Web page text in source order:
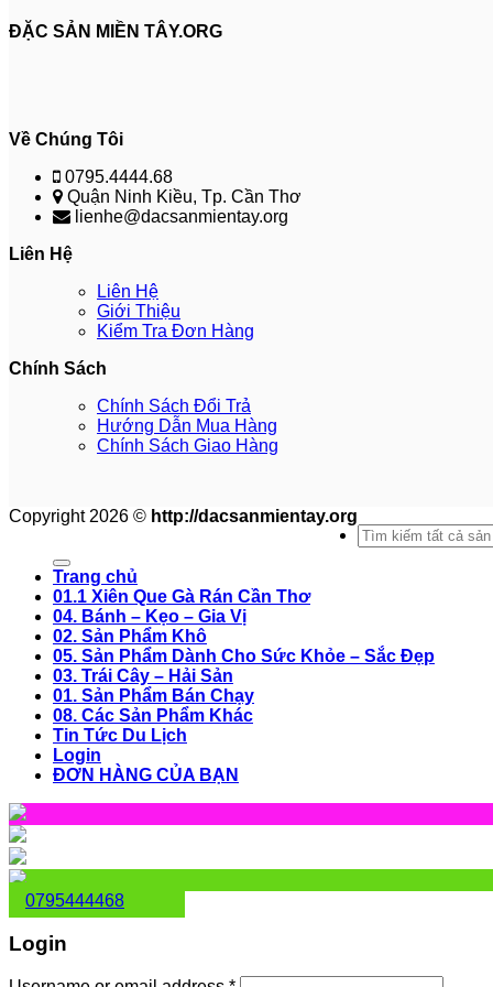
ĐẶC SẢN MIỀN TÂY.ORG
Về Chúng Tôi
0795.4444.68
Quận Ninh Kiều, Tp. Cần Thơ
lienhe@dacsanmientay.org
Liên Hệ
Liên Hệ
Giới Thiệu
Kiểm Tra Đơn Hàng
Chính Sách
Chính Sách Đổi Trả
Hướng Dẫn Mua Hàng
Chính Sách Giao Hàng
Copyright 2026 © http://dacsanmientay.org
Search
for:
Trang chủ
01.1 Xiên Que Gà Rán Cần Thơ
04. Bánh – Kẹo – Gia Vị
02. Sản Phẩm Khô
05. Sản Phẩm Dành Cho Sức Khỏe – Sắc Đẹp
03. Trái Cây – Hải Sản
01. Sản Phẩm Bán Chạy
08. Các Sản Phẩm Khác
Tin Tức Du Lịch
Login
ĐƠN HÀNG CỦA BẠN
0795444468
Login